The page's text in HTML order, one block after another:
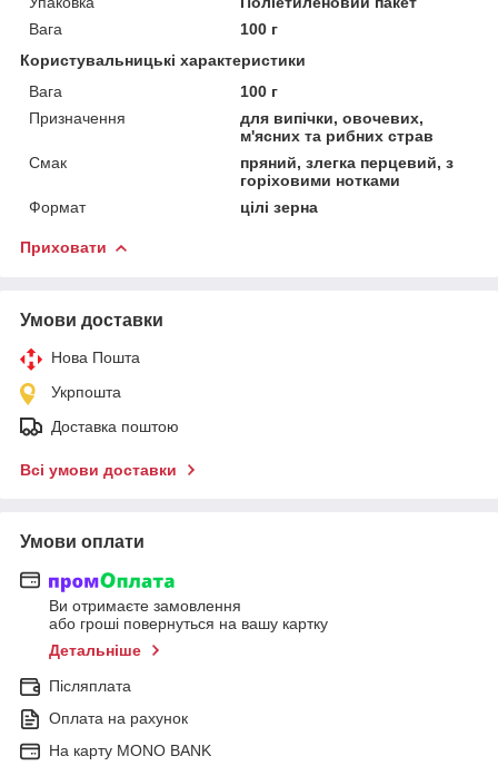
Вага
100 г
Користувальницькі характеристики
Вага
100 г
Призначення
для випічки, овочевих,
м'ясних та рибних страв
Смак
пряний, злегка перцевий, з
горіховими нотками
Формат
цілі зерна
Приховати
Умови доставки
Нова Пошта
Укрпошта
Доставка поштою
Всі умови доставки
Умови оплати
Ви отримаєте замовлення
або гроші повернуться на вашу картку
Детальніше
Післяплата
Оплата на рахунок
На карту MONO BANK